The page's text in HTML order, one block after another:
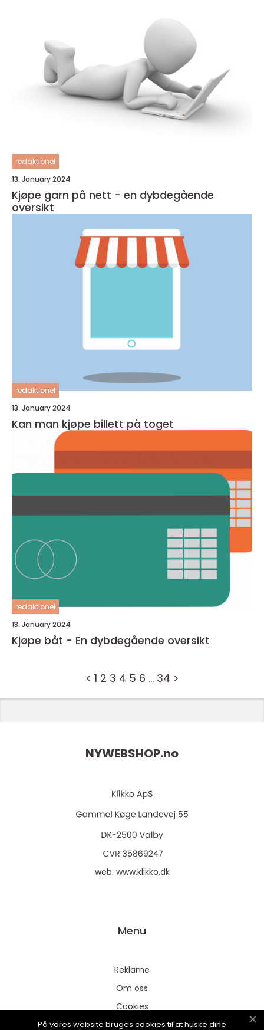
redaktionel
13. January 2024
Kjøpe garn på nett - en dybdegående
oversikt
redaktionel
13. January 2024
Kan man kjøpe billett på toget
redaktionel
13. January 2024
Kjøpe båt - En dybdegående oversikt
< 1 2 3 4 5 6 … 34 >
NYWEBSHOP.no
web: www.klikko.dk
Menu
Reklame
Om oss
Cookies
Kontakt Oss
På vores website bruges cookies til at huske dine